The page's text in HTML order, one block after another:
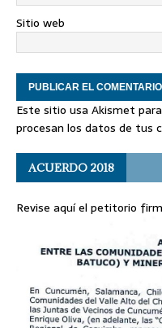
Sitio web
Este sitio usa Akismet
procesan los datos de tus
ACUERDO 2018
Revise aquí el petitorio